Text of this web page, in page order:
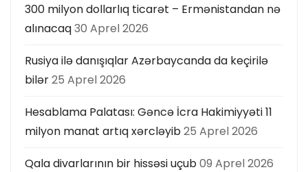
300 milyon dollarlıq ticarət – Ermənistandan nə
alınacaq30 Aprel 2026
Rusiya ilə danışıqlar Azərbaycanda da keçirilə
bilər25 Aprel 2026
Hesablama Palatası: Gəncə İcra Hakimiyyəti 11
milyon manat artıq xərcləyib25 Aprel 2026
Qala divarlarının bir hissəsi uçub09 Aprel 2026